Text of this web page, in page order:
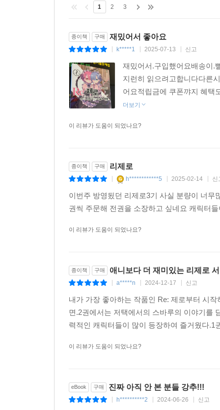
1 2 3
종이책 구매 재밌어서 좋아요
k*****1 2025-07-13 신고
재밌어서.구입했어요배송이.
지런히 읽으려고합니다다른
어요적립금에 쿠폰꺄지 혜택
더보기
이 리뷰가 도움이 되었나요?
종이책 구매 리제로
h************5 2025-02-14 신
이번주 방영됬던 리제로3기 사실 분량이 너
권씩 주문해 전권을 소장하고 싶네요 캐릭터
이 리뷰가 도움이 되었나요?
종이책 구매 애니보다 더 재미있는 리제로
a*****n 2024-12-17 신고
내가 가장 좋아하는 작품인 Re: 제로부터 시
면.2권에서는 저택에서의 스바루의 이야기를
력적인 캐릭터들이 많이 등장하여 즐거웠다
이 리뷰가 도움이 되었나요?
eBook 구매 진짜 아직 안 본 분들 강추!!!
h**********2 2024-06-26 신고